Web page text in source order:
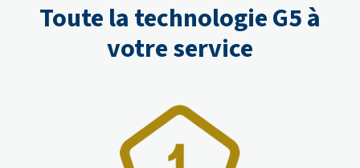
Toute la technologie G5 à
votre service